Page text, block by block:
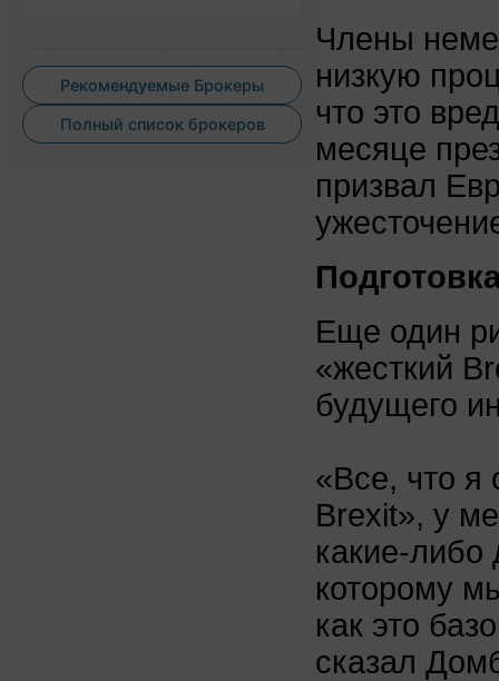
Рекомендуемые Брокеры
Полный список брокеров
Члены
низкую
что это
месяце
призвал
Еще один
«жесткий
будущего
«Все, что я
Brexit», у
какие-либо
которому
как это
сказал